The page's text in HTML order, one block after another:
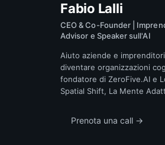
Fabio Lalli
CEO & Co-Founder |
Advisor e Speaker sull'AI
Aiuto aziende e
diventare organizzazioni
fondatore di ZeroFive.AI e
Spatial Shift, La Mente
Prenota una call →